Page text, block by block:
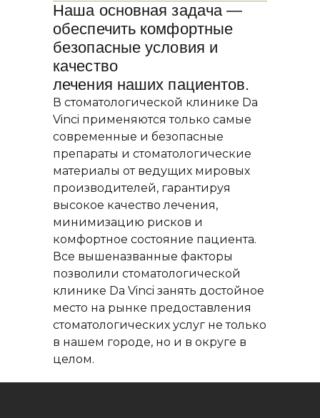
Наша основная задача —
обеспечить комфортные
безопасные условия и
качество
лечения наших пациентов.
В стоматологической клинике Da
Vinci применяются только самые
современные и безопасные
препараты и стоматологические
материалы от ведущих мировых
производителей, гарантируя
высокое качество лечения,
минимизацию рисков и
комфортное состояние пациента.
Все вышеназванные факторы
позволили стоматологической
клинике Da Vinci занять достойное
место на рынке предоставления
стоматологических услуг не только
в нашем городе, но и в округе в
целом.